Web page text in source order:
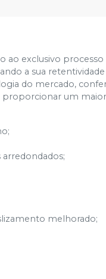
ao exclusivo
a sua
do mercado,
proporcionar um
melhorado;